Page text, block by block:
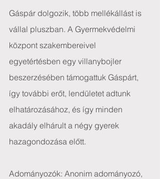
Gáspár dolgozik, több mellékállást is
vállal pluszban. A Gyermekvédelmi
központ szakembereivel
egyetértésben egy villanybojler
beszerzésében támogattuk Gáspárt,
így további erőt, lendületet adtunk
elhatározásához, és így minden
akadály elhárult a négy gyerek
hazagondozása előtt.
Adományozók: Anonim adományozó,